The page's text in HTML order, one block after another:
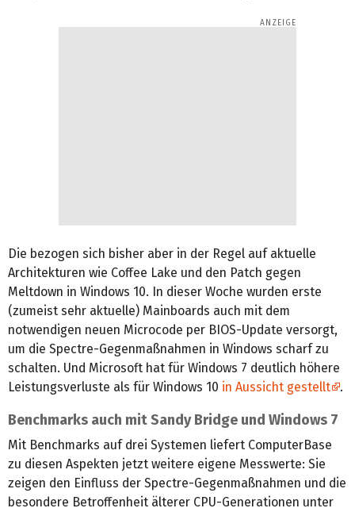
Die bezogen sich bisher aber in der Regel auf aktuelle
Architekturen wie Coffee Lake und den Patch gegen
Meltdown in Windows 10. In dieser Woche wurden erste
(zumeist sehr aktuelle) Mainboards auch mit dem
notwendigen neuen Microcode per BIOS-Update versorgt,
um die Spectre-Gegenmaßnahmen in Windows scharf zu
schalten. Und Microsoft hat für Windows 7 deutlich höhere
Leistungsverluste als für Windows 10 in Aussicht gestellt .
Benchmarks auch mit Sandy Bridge und Windows 7
Mit Benchmarks auf drei Systemen liefert ComputerBase
zu diesen Aspekten jetzt weitere eigene Messwerte: Sie
zeigen den Einfluss der Spectre-Gegenmaßnahmen und die
besondere Betroffenheit älterer CPU-Generationen unter